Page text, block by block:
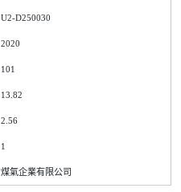
U2-D250030
2020
101
13.82
2.56
1
煤氣企業有限公司